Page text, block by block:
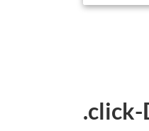
.click-